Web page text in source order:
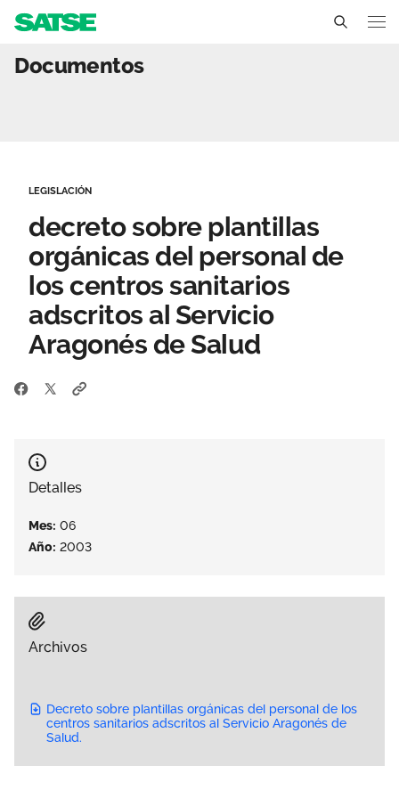
Delegados Sindicales
Estructura organizativa
Transparencia
Secciones sindicales
Servicios
Ventajas
Actualidad
Temas
Noticias
Sala de prensa
Documentos
Vídeos
Aragón
Contáctanos
decreto sobre plantillas
Documentos
LEGISLACIÓN
decreto sobre plantillas
orgánicas del personal de
los centros sanitarios
adscritos al Servicio
Aragonés de Salud
Detalles
Mes: 06
Año: 2003
Archivos
Decreto sobre plantillas orgánicas del personal de los
centros sanitarios adscritos al Servicio Aragonés de
Salud.